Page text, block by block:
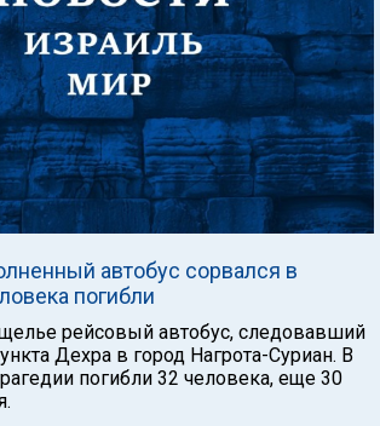
автобус сорвался в
погибли
рейсовый автобус, следовавший
Дехра в город Нагрота-Cуриан. В
погибли 32 человека, еще 30